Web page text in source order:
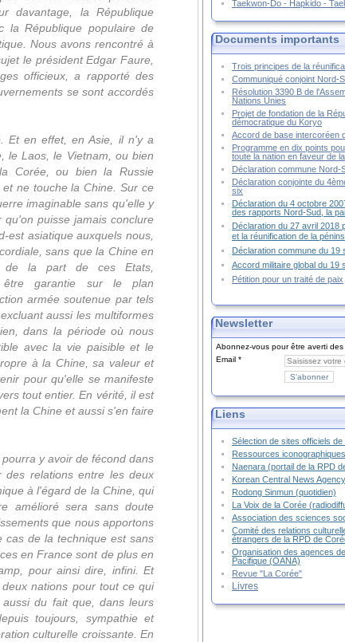
davantage, la République
la République populaire de
Nous avons rencontré à
le président Edgar Faure,
officieux, a rapporté des
se sont accordés
Et en effet, en Asie, il n'y a
le Laos, le Vietnam, ou bien
Corée, ou bien la Russie
ne touche la Chine. Sur ce
imaginable sans qu'elle y
puisse jamais conclure
est asiatique auxquels nous,
sans que la Chine en
de la part de ces Etats,
être garantie sur le plan
armée soutenue par tels
aussi les multiformes
dans la période où nous
avec la vie paisible et le
à la Chine, sa valeur et
pour qu'elle se manifeste
tout entier. En vérité, il est
la Chine et aussi s'en faire
y avoir de fécond dans
relations entre les deux
à l'égard de la Chine, qui
amélioré sera sans doute
que nous apportons
cas de la technique est sans
en France sont de plus en
pour ainsi dire, infini. Et
nations pour tout ce qui
du fait que, dans leurs
toujours, sympathie et
culturelle croissante. En
Taekwon-Do - Hapkido -
Documents importants
Trois principes de la
Communiqué conjoint Nord-
Résolution 3390 B de
Nations Unies
Projet de fondation de la
démocratique du Koryo
Accord de base intercoréen
Programme en dix points
toute la nation en faveur de
Déclaration commune Nord-
Déclaration conjointe du
six
Déclaration du 4 octobre
des rapports Nord-Sud, la
Déclaration du 27 avril 2018
et la réunification de la
Déclaration commune du 19
Accord militaire global du 19
Pétition pour un traité de paix
Newsletter
Abonnez-vous pour être averti
Email
Liens
Sélection de sites officiels
Ressources
Naenara (portail de la RPD
Korean Central News Agency
Rodong Sinmun (quotidien)
La Voix de la Corée
Association des sciences
Comité des relations
étrangers de la RPD de
Organisation des agences
Pacifique (OANA)
Revue "La Corée"
Livres